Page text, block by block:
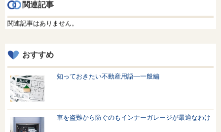
関連記事
関連記事はありません。
おすすめ
知っておきたい不動産用語—一般編
車を盗難から防ぐのもインナーガレージが最適なわけ